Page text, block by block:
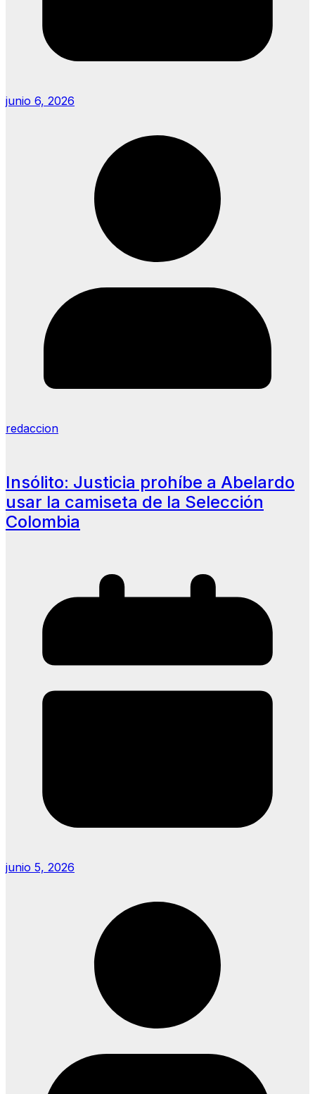
junio 6, 2026
redaccion
Insólito: Justicia prohíbe a Abelardo
usar la camiseta de la Selección
Colombia
junio 5, 2026